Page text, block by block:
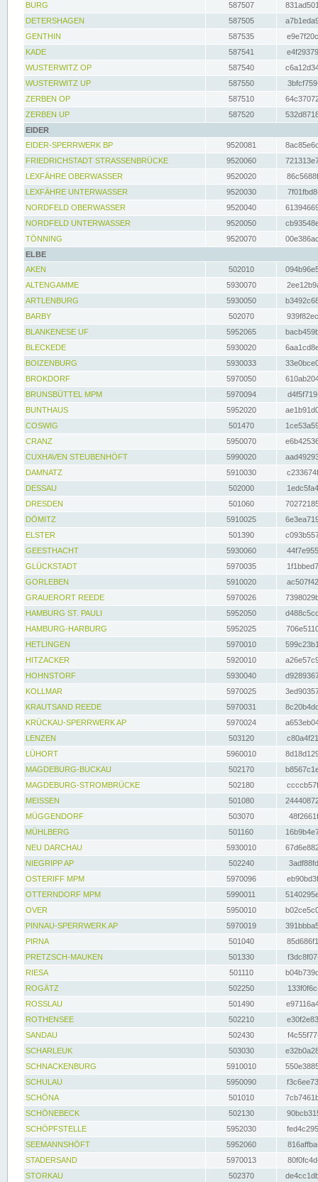
BURG
587507
DETERSHAGEN
587505
GENTHIN
587535
KADE
587541
WUSTERWITZ OP
587540
WUSTERWITZ UP
587550
ZERBEN OP
587510
ZERBEN UP
587520
EIDER
EIDER-SPERRWERK BP
9520081
FRIEDRICHSTADT STRASSENBRÜCKE
9520060
LEXFÄHRE OBERWASSER
9520020
LEXFÄHRE UNTERWASSER
9520030
NORDFELD OBERWASSER
9520040
NORDFELD UNTERWASSER
9520050
TÖNNING
9520070
ELBE
AKEN
502010
ALTENGAMME
5930070
ARTLENBURG
5930050
BARBY
502070
BLANKENESE UF
5952065
BLECKEDE
5930020
BOIZENBURG
5930033
BROKDORF
5970050
BRUNSBÜTTEL MPM
5970094
BUNTHAUS
5952020
COSWIG
501470
CRANZ
5950070
CUXHAVEN STEUBENHÖFT
5990020
DAMNATZ
5910030
DESSAU
502000
DRESDEN
501060
DÖMITZ
5910025
ELSTER
501390
GEESTHACHT
5930060
GLÜCKSTADT
5970035
GORLEBEN
5910020
GRAUERORT REEDE
5970026
HAMBURG ST. PAULI
5952050
HAMBURG-HARBURG
5952025
HETLINGEN
5970010
HITZACKER
5920010
HOHNSTORF
5930040
KOLLMAR
5970025
KRAUTSAND REEDE
5970031
KRÜCKAU-SPERRWERK AP
5970024
LENZEN
503120
LÜHORT
5960010
MAGDEBURG-BUCKAU
502170
MAGDEBURG-STROMBRÜCKE
502180
MEISSEN
501080
MÜGGENDORF
503070
MÜHLBERG
501160
NEU DARCHAU
5930010
NIEGRIPP AP
502240
OSTERIFF MPM
5970096
OTTERNDORF MPM
5990011
OVER
5950010
PINNAU-SPERRWERK AP
5970019
PIRNA
501040
PRETZSCH-MAUKEN
501330
RIESA
501110
ROGÄTZ
502250
ROSSLAU
501490
ROTHENSEE
502210
SANDAU
502430
SCHARLEUK
503030
SCHNACKENBURG
5910010
SCHULAU
5950090
SCHÖNA
501010
SCHÖNEBECK
502130
SCHÖPFSTELLE
5952030
SEEMANNSHÖFT
5952060
STADERSAND
5970013
STORKAU
502370